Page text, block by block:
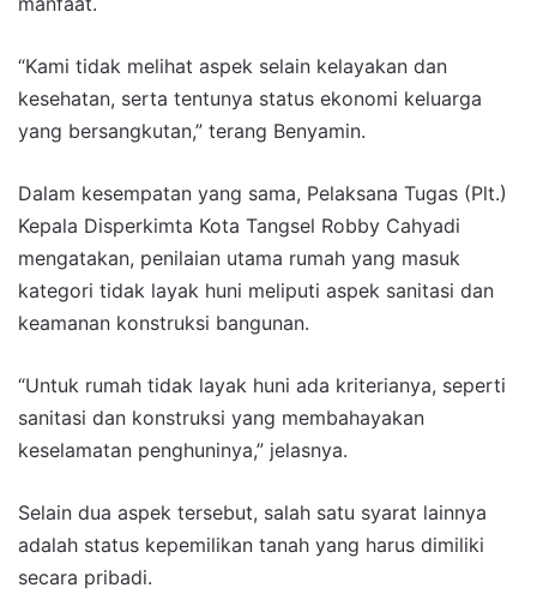
“Kami tidak melihat aspek selain kelayakan dan
kesehatan, serta tentunya status ekonomi keluarga
yang bersangkutan,” terang Benyamin.
Dalam kesempatan yang sama, Pelaksana Tugas (Plt.)
Kepala Disperkimta Kota Tangsel Robby Cahyadi
mengatakan, penilaian utama rumah yang masuk
kategori tidak layak huni meliputi aspek sanitasi dan
keamanan konstruksi bangunan.
“Untuk rumah tidak layak huni ada kriterianya, seperti
sanitasi dan konstruksi yang membahayakan
keselamatan penghuninya,” jelasnya.
Selain dua aspek tersebut, salah satu syarat lainnya
adalah status kepemilikan tanah yang harus dimiliki
secara pribadi.